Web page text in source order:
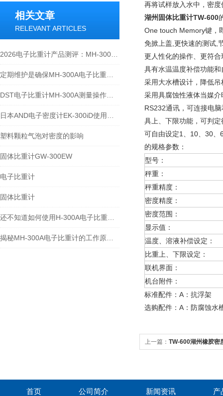
相关文章
RELEVANT ARTICLES
塑料颗粒气泡对密度的影响
固体比重计GW-300EW
电子比重计
固体比重计
再将试样放入水中，密
湖州固体比重计TW-600
One touch Memory键，
免掀上盖,更快速的测试,
更人性化的操作、更符
具有水温温度补偿功能
采用大水槽设计，降低
采用具腐蚀性液体当媒
RS232通讯，可连接电
具上、下限功能，可判
可自由设定1、10、30、
的规格参数：
型号：
秤重：
秤重精度：
密度精度：
密度范围：
显示值：
温度、溶液补偿设定：
比重上、下限设定：
联机界面：
机台附件：
标准配件：A：抗浮
选购配件：A：防腐
上一篇： TW-600湖州橡胶密
首页 公司简介 新闻资讯 产